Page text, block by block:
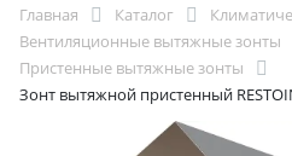
Главная Каталог
Вентиляционные вытяжные зонты
Пристенные вытяжные зонты
Зонт вытяжной пристенный